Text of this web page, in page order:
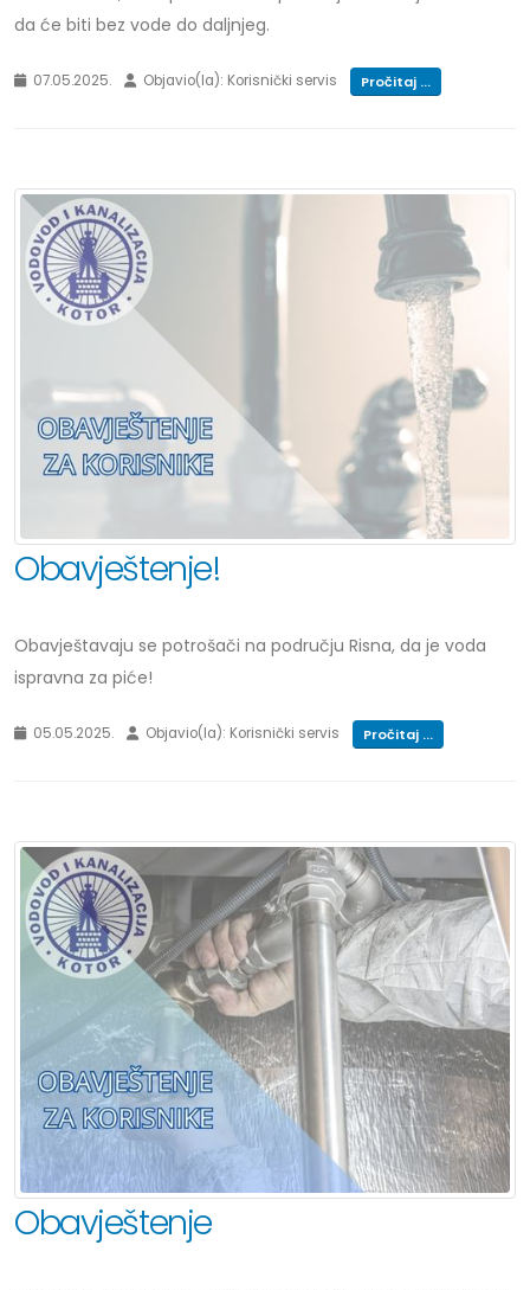
da će biti bez vode do daljnjeg.
07.05.2025. Objavio(la): Korisnički servis Pročitaj ...
Obavještenje!
Obavještavaju se potrošači na području Risna, da je voda
ispravna za piće!
05.05.2025. Objavio(la): Korisnički servis Pročitaj ...
Obavještenje